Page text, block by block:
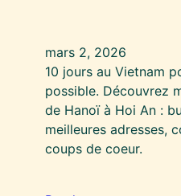
mars 2, 2026
10 jours au Vietnam
possible. Découvrez
de Hanoï à Hoi An :
meilleures adresses,
coups de coeur.